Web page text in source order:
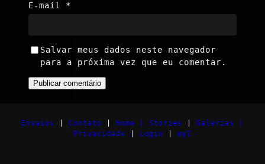
E-mail *
Salvar meus dados neste navegador
para a próxima vez que eu comentar.
Ensaios Contato Home | Stories
Galerias |
Privacidade
Login myI